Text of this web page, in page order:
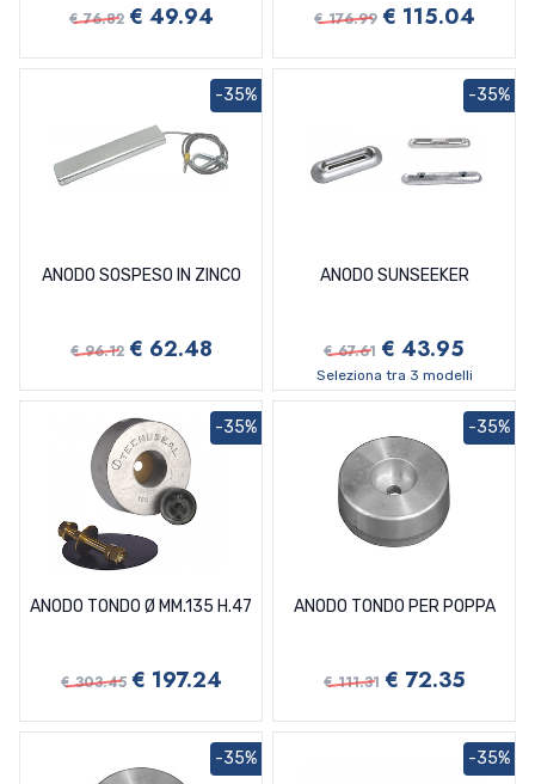
€ 76.82 € 49.94 € 176.99 € 115.04
ANODO SOSPESO IN ZINCO
€ 96.12 € 62.48
-35%
ANODO SUNSEEKER
€ 67.61 € 43.95
-35%
Seleziona tra 3 modelli
ANODO TONDO Ø MM.135 H.47
€ 303.45 € 197.24
-35%
ANODO TONDO PER POPPA
€ 111.31 € 72.35
-35%
-35% -35%